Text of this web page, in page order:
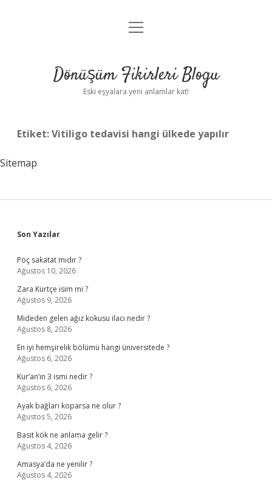
Anasayfa
Yasal Uyarı
menüyü
Dönüşüm Fikirleri Blogu
Eski eşyalara yeni anlamlar kat!
Etiket:Vitiligo tedavisi hangi ülkede yapılır
Sitemap
Sidebar
Son Yazılar
Pöç sakatat mıdır ?
Ağustos 10, 2026
Zara Kürtçe isim mi ?
Ağustos 9, 2026
Mideden gelen ağız kokusu ilacı nedir ?
Ağustos 8, 2026
En iyi hemşirelik bölümü hangi üniversitede ?
Ağustos 6, 2026
Kur’an’ın 3 ismi nedir ?
Ağustos 6, 2026
Ayak bağları koparsa ne olur ?
Ağustos 5, 2026
Basit kök ne anlama gelir ?
Ağustos 4, 2026
Amasya’da ne yenilir ?
Ağustos 4, 2026